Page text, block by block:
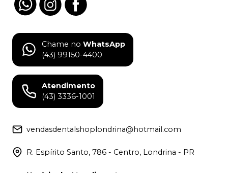
Chame no WhatsApp
(43) 99150-4400
Atendimento
(43) 3336-1001
vendasdentalshoplondrina@hotmail.com
R. Espírito Santo, 786 - Centro, Londrina - PR